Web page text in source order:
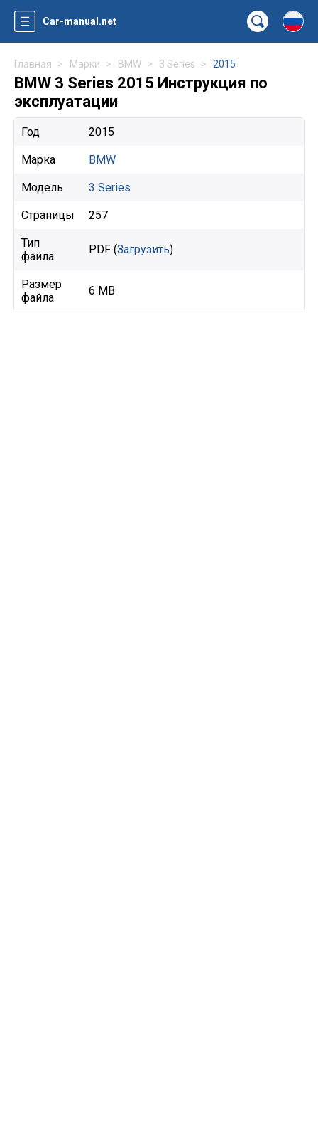
Car-manual.net
Главная Марки BMW 3 Series 2015
BMW 3 Series 2015 Инструкция по
эксплуатации
Год 2015
Марка BMW
Модель 3 Series
Страницы 257
Тип
файла
PDF (Загрузить)
Размер
файла
6 MB